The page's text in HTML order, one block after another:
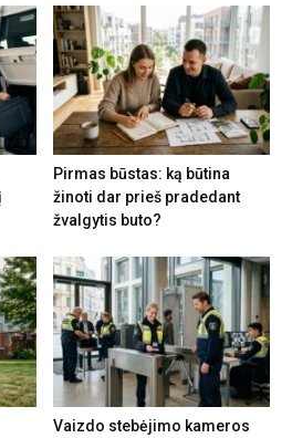
Pirmas būstas: ką būtina
žinoti dar prieš pradedant
žvalgytis buto?
Vaizdo stebėjimo kameros